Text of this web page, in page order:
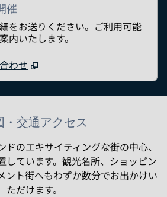
催
をお送りください。ご利用可能
内いたします。
わせ
・交通アクセス
ドのエキサイティングな街の中心、
しています。観光名所、ショッピン
ント街へもわずか数分でお出かけい
ただけます。